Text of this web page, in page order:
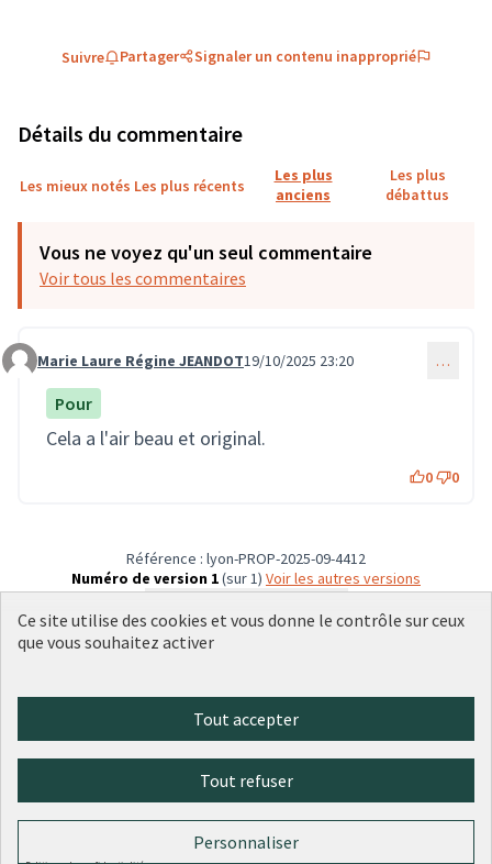
Suivre Partager Signaler un contenu inapproprié
Détails du commentaire
Les mieux notés Les plus récents
Les plus
anciens
Les plus
débattus
Vous ne voyez qu'un seul commentaire
Voir tous les commentaires
Commentaire 3915
Marie Laure Régine JEANDOT19/10/2025 23:20 …
Pour
Cela a l'air beau et original.
0 0
Référence : lyon-PROP-2025-09-4412
Numéro de version 1(sur 1)
voir les autres versions
Vérifiez l'empreinte numérique
Plateforme de participation citoyenne de la Ville de Lyon sur X
(Lien externe)
Plateforme de participation citoyenne de la Ville de Lyon sur
(Lien externe)
Plateforme de participation citoyenne de la Ville de Lyon sur
(Lien externe)
Plateforme de participation citoyenne de la Ville de
(Lien externe)
Plateforme de participation citoyenne de la Ville
(Lien externe)
logiciel libre Decidim .
Licence
(Lien
Ce site utilise des cookies et vous donne le contrôle sur ceux
que vous souhaitez activer
Tout accepter
Tout refuser
Personnaliser